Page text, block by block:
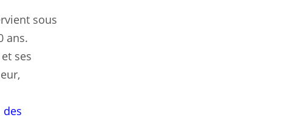
sous
ans.
ses
des